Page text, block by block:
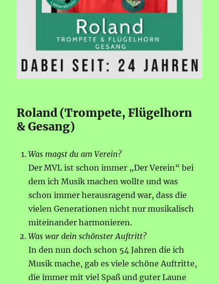
Roland (Trompete, Flügelhorn
& Gesang)
Was magst du am Verein?
Der MVL ist schon immer „Der Verein“ bei
dem ich Musik machen wollte und was
schon immer herausragend war, dass die
vielen Generationen nicht nur musikalisch
miteinander harmonieren.
Was war dein schönster Auftritt?
In den nun doch schon 54 Jahren die ich
Musik mache, gab es viele schöne Auftritte,
die immer mit viel Spaß und guter Laune